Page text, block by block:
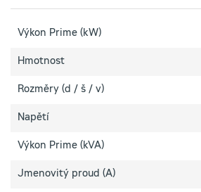
Výkon Prime (kW)
Hmotnost
Rozměry (d / š / v)
Napětí
Výkon Prime (kVA)
Jmenovitý proud (A)